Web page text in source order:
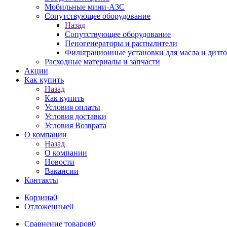
Мобильные мини-АЗС
Сопутствующее оборудование
Назад
Сопутствующее оборудование
Пеногенераторы и распылители
Фильтрационные установки для масла и
Расходные материалы и запчасти
Акции
Как купить
Назад
Как купить
Условия оплаты
Условия доставки
Условия Возврата
О компании
Назад
О компании
Новости
Вакансии
Контакты
Корзина0
Отложенные0
Сравнение товаров0